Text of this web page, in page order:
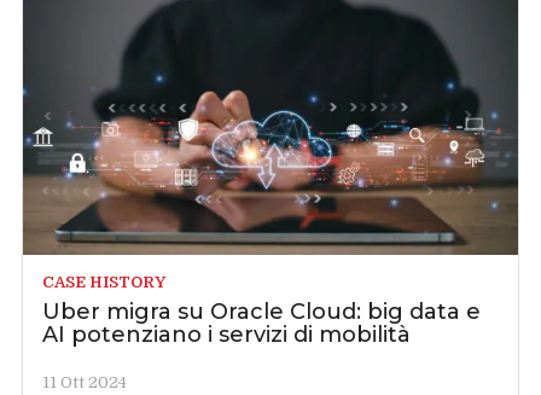
CASE HISTORY
Uber migra su Oracle Cloud: big data e
AI potenziano i servizi di mobilità
11 Ott 2024